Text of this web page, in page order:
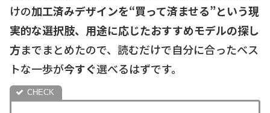
けの加工済みデザインを“買って済ませる”という現
実的な選択肢、用途に応じたおすすめモデルの探し
方までまとめたので、読むだけで自分に合ったベス
トな一歩が今すぐ選べるはずです。